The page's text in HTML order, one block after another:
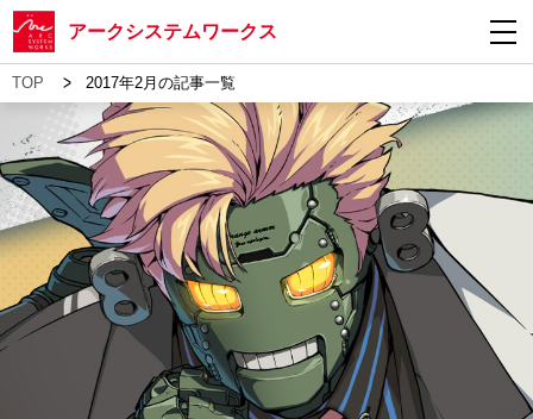
アークシステムワークス
TOP > 2017年2月の記事一覧